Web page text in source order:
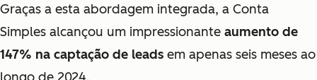
Graças a esta abordagem integrada, a Conta
Simples alcançou um impressionante aumento de
147% na captação de leads em apenas seis meses ao